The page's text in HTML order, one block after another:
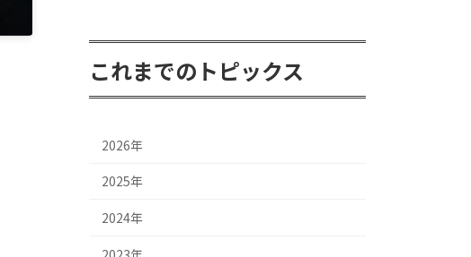
これまでのトピックス
2026年
2025年
2024年